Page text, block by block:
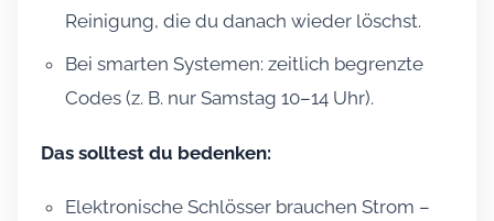
Reinigung, die du danach wieder löschst.
Bei smarten Systemen: zeitlich begrenzte
Codes (z. B. nur Samstag 10–14 Uhr).
Das solltest du bedenken:
Elektronische Schlösser brauchen Strom –